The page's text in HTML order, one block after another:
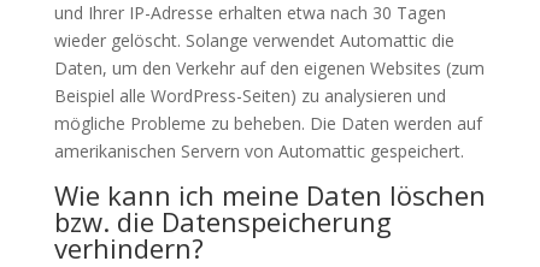
und Ihrer IP-Adresse erhalten etwa nach 30 Tagen
wieder gelöscht. Solange verwendet Automattic die
Daten, um den Verkehr auf den eigenen Websites (zum
Beispiel alle WordPress-Seiten) zu analysieren und
mögliche Probleme zu beheben. Die Daten werden auf
amerikanischen Servern von Automattic gespeichert.
Wie kann ich meine Daten löschen
bzw. die Datenspeicherung
verhindern?